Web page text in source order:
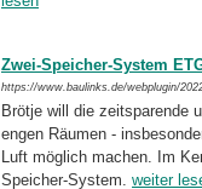
Zwei-Speicher-System
https://www.baulinks.de/webplugin/
Brötje will die zeitsparende
engen Räumen -
Luft möglich machen. Im
Speicher-System. weiter